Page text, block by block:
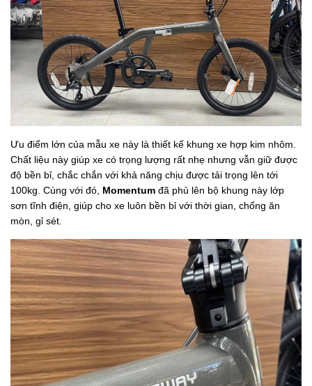
Ưu điểm lớn của mẫu xe này là thiết kế khung xe hợp kim nhôm.
Chất liệu này giúp xe có trọng lượng rất nhẹ nhưng vẫn giữ được
độ bền bỉ, chắc chắn với khả năng chịu được tải trọng lên tới
100kg. Cùng với đó, Momentum đã phủ lên bộ khung này lớp
sơn tĩnh điện, giúp cho xe luôn bền bỉ với thời gian, chống ăn
mòn, gỉ sét.